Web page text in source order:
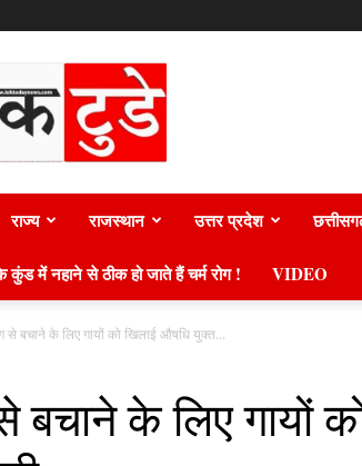
टुडे
न्यूज़
राज्य राजस्थान उत्तर प्रदेश
कुंड में नहाने से ठीक हो जाते हैं चर्म रोग ! VIDEO
से बचाने के लिए गायों को खिलाई औषधि युक्त...
बचाने के लिए गायों